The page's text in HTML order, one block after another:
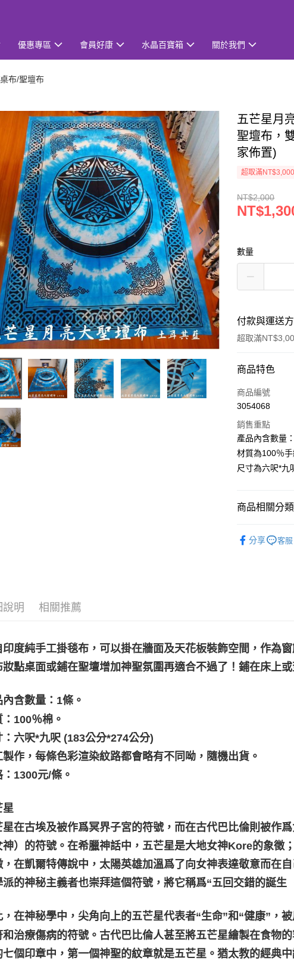
優惠專區 會員好康 水晶百寶箱 關於我們
布/聖壇布
五芒星月
聖壇布，
家佈置)
超取滿
NT$2,000
數量
付款與運送
超取滿
付款方式
信用卡一次付款
LINE Pay
Apple Pay
悠遊付
賣家宅配幫您
免運費
商品特色
商品編號
3054068
銷售重點
產品內含數量
材質為100％
尺寸為六呎*九
商品相關分
分享 客服
說明 相關推薦
印度純手工掛毯布，可以掛在牆面及天花板裝飾空間，作為
妝點桌面或鋪在聖壇增加神聖氛圍再適合不過了！鋪在床上
內含數量：1條。
100％棉。
：六呎*九呎 (183公分*274公分)
製作，每條色彩渲染紋路都會略有不同呦，隨機出貨。
：1300元/條。
星
星在古埃及被作爲冥界子宮的符號，而在古代巴比倫則被作
神）的符號。在希臘神話中，五芒星是大地女神Kore的象徵
，在凱爾特傳說中，太陽英雄加溫爲了向女神表達敬意而在
派的神秘主義者也崇拜這個符號，將它稱爲“五回交錯的誕生
，在神秘學中，尖角向上的五芒星代表者“生命”和“健康”，
和治療傷病的符號。古代巴比倫人甚至將五芒星繪製在食物
七個印章中，第一個神聖的紋章就是五芒星。猶太教的經典